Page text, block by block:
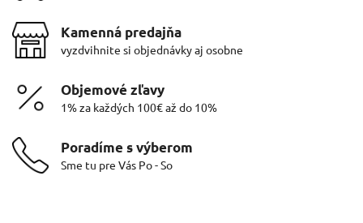
Kamenná predajňa
vyzdvihnite si objednávky aj osobne
Objemové zľavy
1% za každých 100€ až do 10%
Poradíme s výberom
Sme tu pre Vás Po - So